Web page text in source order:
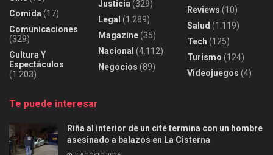
Comida (17)
Comunicaciones
(329)
Cultura Y
Espectáculos
(1.203)
Justicia (329)
Legal (1.289)
Magazine(35)
Nacional (4.112)
Negocios (89)
Reviews (10)
Salud (1.119)
Tech (125)
Turismo (124)
Videojuegos (4)
Te puede interesar
Riña al interior de un cité termina con un hombre
asesinado a balazos en La Cisterna